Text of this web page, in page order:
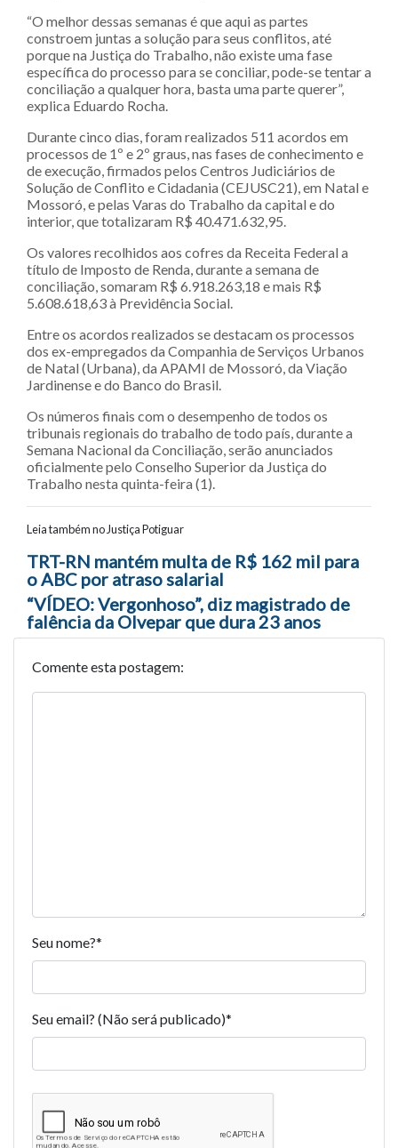
“O melhor dessas semanas é que aqui as partes
constroem juntas a solução para seus conflitos, até
porque na Justiça do Trabalho, não existe uma fase
específica do processo para se conciliar, pode-se tentar a
conciliação a qualquer hora, basta uma parte querer”,
explica Eduardo Rocha.
Durante cinco dias, foram realizados 511 acordos em
processos de 1º e 2º graus, nas fases de conhecimento e
de execução, firmados pelos Centros Judiciários de
Solução de Conflito e Cidadania (CEJUSC21), em Natal e
Mossoró, e pelas Varas do Trabalho da capital e do
interior, que totalizaram R$ 40.471.632,95.
Os valores recolhidos aos cofres da Receita Federal a
título de Imposto de Renda, durante a semana de
conciliação, somaram R$ 6.918.263,18 e mais R$
5.608.618,63 à Previdência Social.
Entre os acordos realizados se destacam os processos
dos ex-empregados da Companhia de Serviços Urbanos
de Natal (Urbana), da APAMI de Mossoró, da Viação
Jardinense e do Banco do Brasil.
Os números finais com o desempenho de todos os
tribunais regionais do trabalho de todo país, durante a
Semana Nacional da Conciliação, serão anunciados
oficialmente pelo Conselho Superior da Justiça do
Trabalho nesta quinta-feira (1).
Leia também no Justiça Potiguar
Navegação entre posts
TRT-RN mantém multa de R$ 162 mil para
o ABC por atraso salarial
“VÍDEO: Vergonhoso”, diz magistrado de
falência da Olvepar que dura 23 anos
Comente esta postagem:
Seu nome?*
Seu email? (Não será publicado)*